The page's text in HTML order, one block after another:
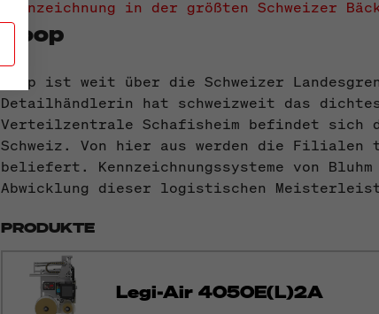
Kennzeichnung in der größten Schweizer
Coop
Coop ist weit über die Schweizer
Detailhändlerin hat schweizweit das
Verteilzentrale Schafisheim befindet sich
Schweiz. Von hier aus werden die
beliefert. Kennzeichnungssysteme von
Abwicklung dieser logistischen
PRODUKTE
Legi-Air 4050E(L)2A